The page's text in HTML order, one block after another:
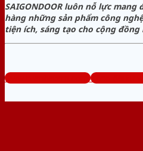
SAIGONDOOR luôn nỗ lực mang
hàng những sản phẩm công
tiện ích, sáng tạo cho cộng
www.cuanhatam.com Tổng đài tư